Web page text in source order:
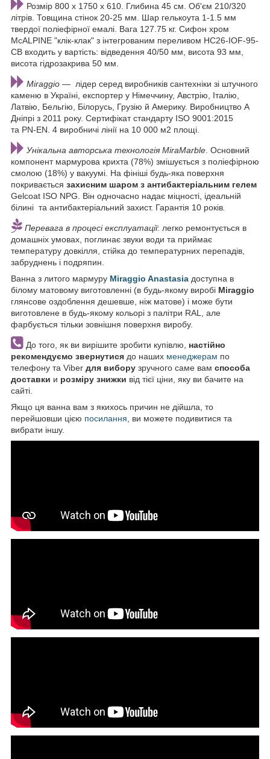
Розмір 800 x 1750 x 610. Глибина 45 см. Об'єм 210/320
літрів. Товщина стінок 20-25 мм. Шар гелькоута 1-1.5 мм
твердої поліефірної емалі. Вага 127.75 кг. Сифон хром
McALPINE "клік-клак" з інтегрованим переливом HC26-IOF-95-
CB входить у вартість: відведення 40/50 мм, висота 93 мм,
висота гідрозакрива 50 мм.
Miraggio — лідер серед виробників сантехніки зі штучного
каменю в Україні, експортер у Німеччину, Австрію, Італію,
Латвію, Бельгію, Білорусь, Грузію й Америку. Виробництво А
Дніпрі з 2011 року. Сертифікат стандарту ISO 9001:2015
та PN-EN. 4 виробничі лінії на 10 000 м2 площі.
Унікальна авторська технологія MiraMarble . Основний
компонент мармурова крихта (78%) змішується з поліефірною
смолою (18%) у вакуумі. На фініші будь-яка поверхня
покривається захисним шаром з антибактеріальним гелем
Gelcoat ISO NPG. Він одночасно надає міцності, ідеальній
білині та антибактеріальний захист. Гарантія 10 років
Перевага в процесі експлуатації: легко ремонтується в
домашніх умовах, поглинає звуки води та приймає
температуру довкілля, стійка до температурних перепадів,
забруднень і подряпин.
Ванна з литого мармуру Miraggio Anastasia доступна в
білому матовому виготовленні (в будь-якому виробі Miraggio
глянсове оздоблення дешевше, ніж матове) і може бути
виготовлене в будь-якому кольорі з палітри RAL, але
фарбується тільки зовнішня поверхня виробу.
До того, як ви вирішите зробити купівлю, настійно
рекомендуємо звернутися до наших менеджерам по
телефону та Viber для вибору зручного саме вам способа
доставки и розміру знижки від тієї ціни, яку ви бачите на
сайті.
Якщо ця ванна вам з якихось причин не дійшла, то
перейшовши цією посилання , ви можете подивитися та
вибрати іншу.